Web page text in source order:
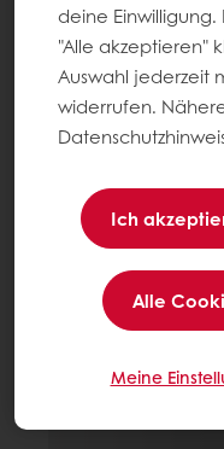
deine
"Alle akzeptieren"
Auswahl jederzeit
widerrufen.
Ich
Alle
Meine